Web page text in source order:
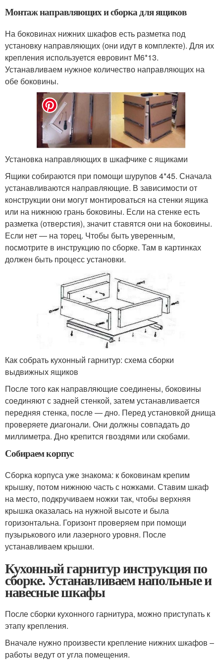
Монтаж направляющих и сборка для ящиков
На боковинах нижних шкафов есть разметка под
установку направляющих (они идут в комплекте). Для их
крепления используется евровинт М6*13.
Устанавливаем нужное количество направляющих на
обе боковины.
Установка направляющих в шкафчике с ящиками
Ящики собираются при помощи шурупов 4*45. Сначала
устанавливаются направляющие. В зависимости от
конструкции они могут монтироваться на стенки ящика
или на нижнюю грань боковины. Если на стенке есть
разметка (отверстия), значит ставятся они на боковины.
Если нет — на торец. Чтобы быть уверенным,
посмотрите в инструкцию по сборке. Там в картинках
должен быть процесс установки.
Как собрать кухонный гарнитур: схема сборки
выдвижных ящиков
После того как направляющие соединены, боковины
соединяют с задней стенкой, затем устанавливается
передняя стенка, после — дно. Перед установкой днища
проверяете диагонали. Они должны совпадать до
миллиметра. Дно крепится гвоздями или скобами.
Собираем корпус
Сборка корпуса уже знакома: к боковинам крепим
крышку, потом нижнюю часть с ножками. Ставим шкаф
на место, подкручиваем ножки так, чтобы верхняя
крышка оказалась на нужной высоте и была
горизонтальна. Горизонт проверяем при помощи
пузырькового или лазерного уровня. После
устанавливаем крышки.
Кухонный гарнитур инструкция по
сборке. Устанавливаем напольные и
навесные шкафы
После сборки кухонного гарнитура, можно приступать к
этапу крепления.
Вначале нужно произвести крепление нижних шкафов –
работы ведут от угла помещения.